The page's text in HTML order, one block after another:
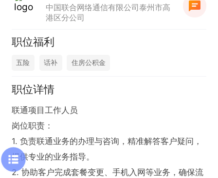
中国联合网络通信有限公司泰州市高
港区分公司
职位福利
五险 话补 住房公积金
职位详情
联通项目工作人员
岗位职责：
1. 负责联通业务的办理与咨询，精准解答客户疑问，
提供专业的业务指导。
2. 协助客户完成套餐变更、手机入网等业务，确保流